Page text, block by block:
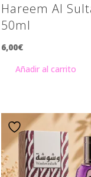
Hareem Al
50ml
6,00€
Añadir al carrito